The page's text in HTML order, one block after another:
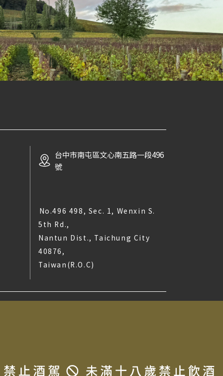
台中市南屯區文心南五路一段496
號
No.496 498, Sec. 1, Wenxin S.
5th Rd.,
Nantun Dist., Taichung City
40876,
Taiwan(R.O.C)